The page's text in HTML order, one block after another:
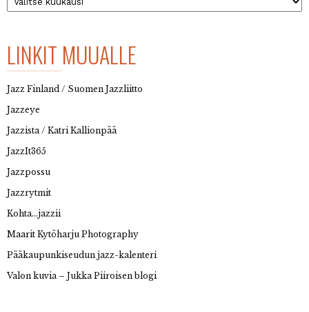
LINKIT MUUALLE
Jazz Finland / Suomen Jazzliitto
Jazzeye
Jazzista / Katri Kallionpää
JazzIt365
Jazzpossu
Jazzrytmit
Kohta…jazzii
Maarit Kytöharju Photography
Pääkaupunkiseudun jazz-kalenteri
Valon kuvia – Jukka Piiroisen blogi